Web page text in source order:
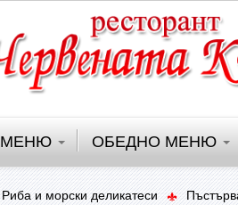
МЕНЮ ОБЕДНО МЕНЮ
Риба и морски деликатеси